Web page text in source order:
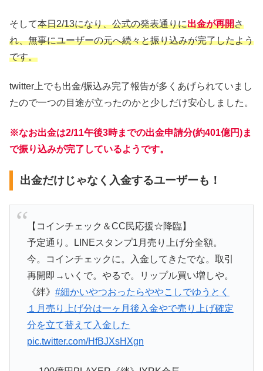
そして本日2/13になり、公式の発表通りに出金が再開さ
れ、無事にユーザーの元へ続々と振り込みが完了したよう
です。
twitter上でも出金/振込み完了報告が多くあげられていまし
たので一つの目途が立ったのかと少しだけ安心しました。
※なお出金は2/11午後3時までの出金申請分(約401億円)ま
で振り込みが完了しているようです。
出金だけじゃなく入金するユーザーも！
【コインチェック＆CC民応援☆降臨】
予定通り。LINEスタンプ1月売り上げ分全額。
今。コインチェックに。入金してきたでな。取引
再開即→いくで。やるで。リップル買い増しや。
《絆》 #細かいやつおったらややこしでゆうとく
１月売り上げ分は一ヶ月後入金やで売り上げ確定
分を立て替えて入金した
pic.twitter.com/HfBJXsHXgn